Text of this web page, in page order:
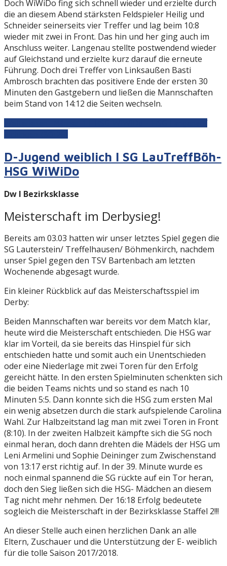
Doch WiWiDo fing sich schnell wieder und erzielte durch
die an diesem Abend stärksten Feldspieler Heilig und
Schneider seinerseits vier Treffer und lag beim 10:8
wieder mit zwei in Front. Das hin und her ging auch im
Anschluss weiter. Langenau stellte postwendend wieder
auf Gleichstand und erzielte kurz darauf die erneute
Führung. Doch drei Treffer von Linksaußen Basti
Ambrosch brachten das positivere Ende der ersten 30
Minuten den Gastgebern und ließen die Mannschaften
beim Stand von 14:12 die Seiten wechseln.
D-Jugend weiblich I SG LauTreffBöh-
HSG WiWiDo
Dw I Bezirksklasse
Meisterschaft im Derbysieg!
Bereits am 03.03 hatten wir unser letztes Spiel gegen die
SG Lauterstein/ Treffelhausen/ Böhmenkirch, nachdem
unser Spiel gegen den TSV Bartenbach am letzten
Wochenende abgesagt wurde.
Ein kleiner Rückblick auf das Meisterschaftsspiel im
Derby:
Beiden Mannschaften war bereits vor dem Match klar,
heute wird die Meisterschaft entschieden. Die HSG war
klar im Vorteil, da sie bereits das Hinspiel für sich
entschieden hatte und somit auch ein Unentschieden
oder eine Niederlage mit zwei Toren für den Erfolg
gereicht hätte. In den ersten Spielminuten schenkten sich
die beiden Teams nichts und so stand es nach 10
Minuten 5:5. Dann konnte sich die HSG zum ersten Mal
ein wenig absetzen durch die stark aufspielende Carolina
Wahl. Zur Halbzeitstand lag man mit zwei Toren in Front
(8:10). In der zweiten Halbzeit kämpfte sich die SG noch
einmal heran, doch dann drehten die Mädels der HSG um
Leni Armelini und Sophie Deininger zum Zwischenstand
von 13:17 erst richtig auf. In der 39. Minute wurde es
noch einmal spannend die SG rückte auf ein Tor heran,
doch den Sieg ließen sich die HSG- Mädchen an diesem
Tag nicht mehr nehmen. Der 16:18 Erfolg bedeutete
sogleich die Meisterschaft in der Bezirksklasse Staffel 2!!!
An dieser Stelle auch einen herzlichen Dank an alle
Eltern, Zuschauer und die Unterstützung der E- weiblich
für die tolle Saison 2017/2018.